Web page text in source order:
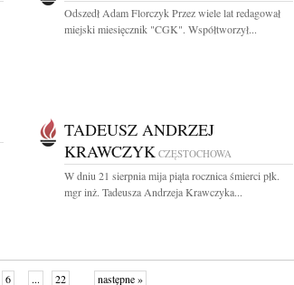
Odszedł Adam Florczyk Przez wiele lat redagował
miejski miesięcznik "CGK". Współtworzył...
TADEUSZ ANDRZEJ
KRAWCZYK CZĘSTOCHOWA
W dniu 21 sierpnia mija piąta rocznica śmierci płk.
mgr inż. Tadeusza Andrzeja Krawczyka...
6 ... 22 następne »